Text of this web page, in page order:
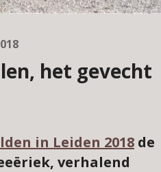
het gevecht
in Leiden 2018 de
verhalend